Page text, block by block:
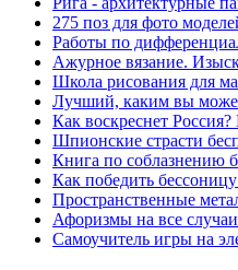
275 поз для фото
Работы по
Ажурное вязание.
Школа рисования для
Лучший, каким вы
Как воскреснет
Шпионские страсти
Книга по соблазнению
Как победить
Пространственные
Афоризмы на все
Самоучитель игры на